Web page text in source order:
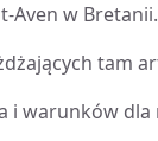
Aven w
tam
i warunków